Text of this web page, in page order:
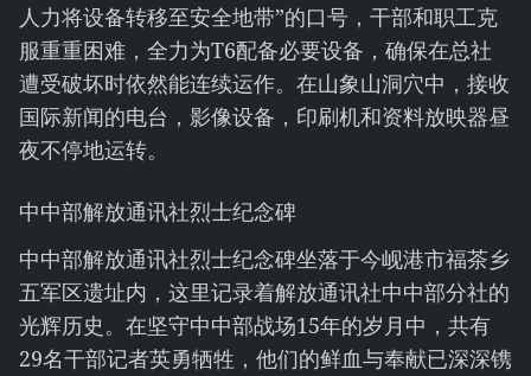
人力将设备转移至安全地带”的口号，干部和职工克
服重重困难，全力为T6配备必要设备，确保在总社
遭受破坏时依然能连续运作。在山象山洞穴中，接收
国际新闻的电台，影像设备，印刷机和资料放映器昼
夜不停地运转。
中中部解放通讯社烈士纪念碑
中中部解放通讯社烈士纪念碑坐落于今岘港市福茶乡
五军区遗址内，这里记录着解放通讯社中中部分社的
光辉历史。在坚守中中部战场15年的岁月中，共有
29名干部记者英勇牺牲，他们的鲜血与奉献已深深镌